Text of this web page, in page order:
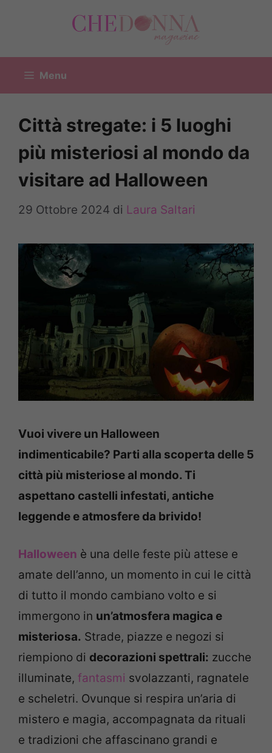
Menu
Città stregate: i 5 luoghi
più misteriosi al mondo da
visitare ad Halloween
29 Ottobre 2024 di Laura Saltari
Vuoi vivere un Halloween
indimenticabile? Parti alla scoperta delle 5
città più misteriose al mondo. Ti
aspettano castelli infestati, antiche
leggende e atmosfere da brivido!
Halloween è una delle feste più attese e
amate dell’anno, un momento in cui le città
di tutto il mondo cambiano volto e si
immergono in un’atmosfera magica e
misteriosa. Strade, piazze e negozi si
riempiono di decorazioni spettrali: zucche
illuminate, fantasmi svolazzanti, ragnatele
e scheletri. Ovunque si respira un’aria di
mistero e magia, accompagnata da rituali
e tradizioni che affascinano grandi e